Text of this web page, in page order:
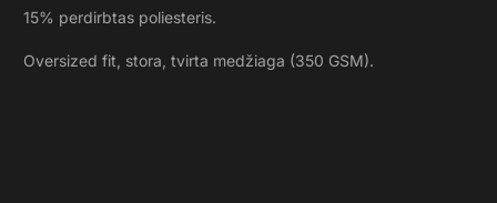
15% perdirbtas poliesteris.
Oversized fit, stora, tvirta medžiaga (350 GSM).